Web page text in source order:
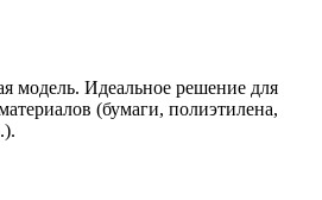
модель. Идеальное решение для
(бумаги, полиэтилена,